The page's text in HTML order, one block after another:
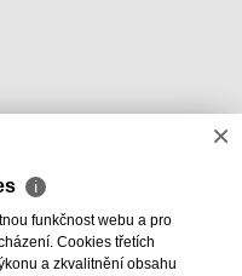
×
ℹ
funkčnost webu a pro
Cookies třetích
a zkvalitnění obsahu